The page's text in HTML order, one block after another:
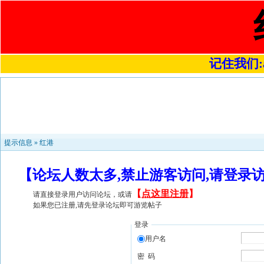
记住我们
提示信息 » 红港
【论坛人数太多,禁止游客访问,请登
请直接登录用户访问论坛，或请 【 点这里注册】
如果您已注册,请先登录论坛即可游览帖子
登录
用户名
密 码